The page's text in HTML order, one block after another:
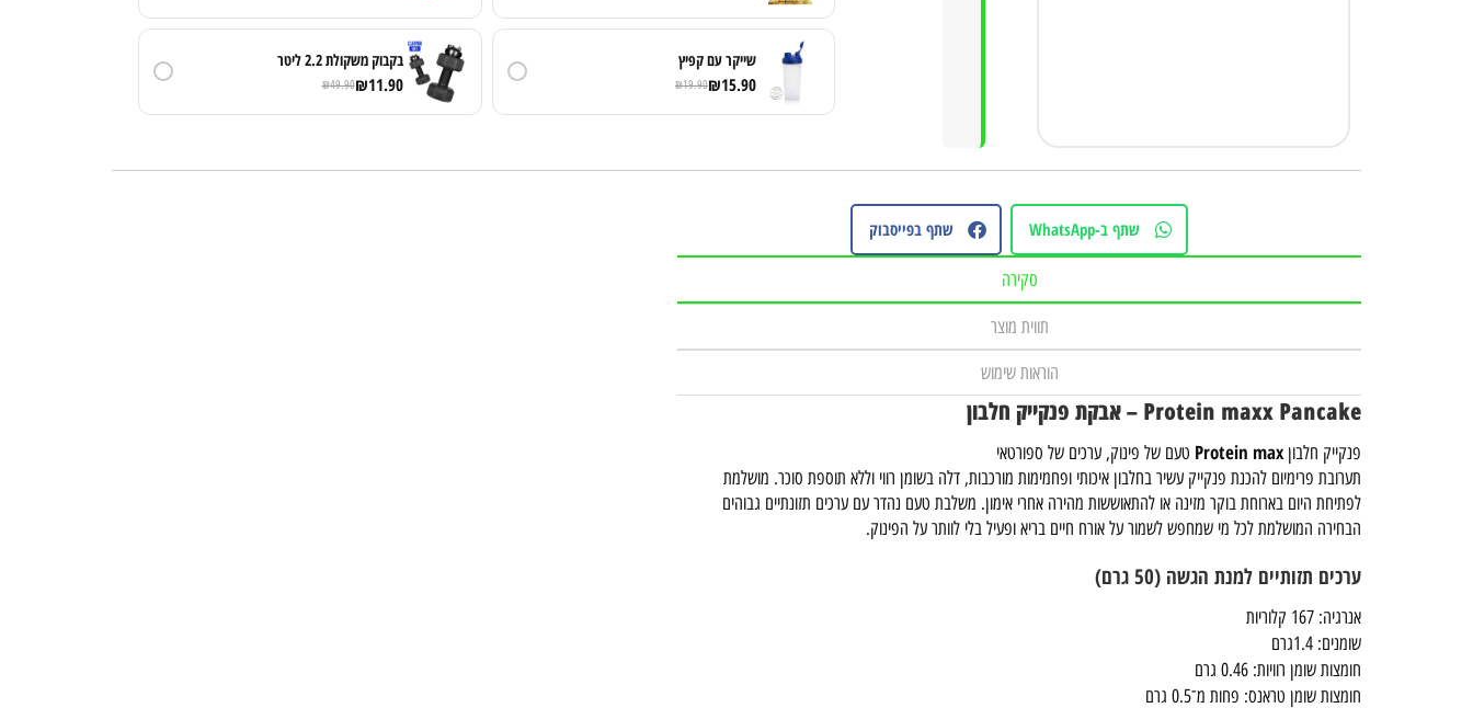
שייקר עם קפיץ
₪15.90
₪19.90
בקבוק משקולת 2.2 ליטר
₪11.90
₪49.90
שתף ב-WhatsApp שתף בפייסבוק
סקירה
תווית מוצר
הוראות שימוש
Protein maxx Pancake – אבקת פנקייק חלבון
פנקייק חלבון Protein max טעם של פינוק, ערכים של ספורטאי
תערובת פרימיום להכנת פנקייק עשיר בחלבון איכותי ופחמימות מורכבות, דלה בשומן רווי וללא תוספת סוכר. מושלמת
לפתיחת היום בארוחת בוקר מזינה או להתאוששות מהירה אחרי אימון. משלבת טעם נהדר עם ערכים תזונתיים גבוהים
הבחירה המושלמת לכל מי שמחפש לשמור על אורח חיים בריא ופעיל בלי לוותר על הפינוק.
ערכים תזותיים למנת הגשה (50 גרם)
אנרגיה: 167 קלוריות
שומנים: 1.4גרם
חומצות שומן רוויות: 0.46 גרם
חומצות שומן טראנס: פחות מ־0.5 גרם